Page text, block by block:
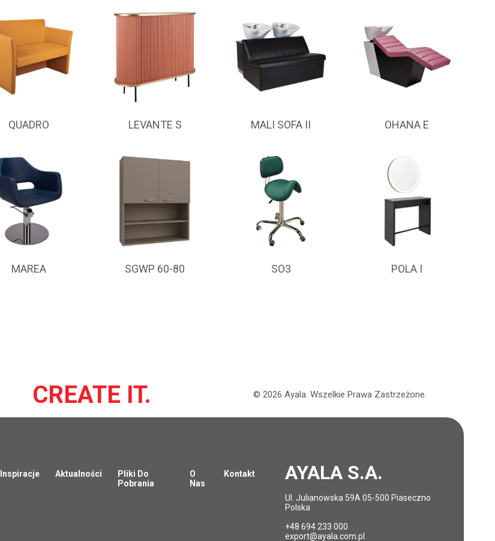
QUADRO LEVANTE S MALI SOFA II OHANA E
MAREA SGWP 60-80 SO3 POLA I
CREATE IT. © 2026 Ayala. Wszelkie Prawa Zastrzeżone.
Inspiracje Aktualności
Pliki Do
Pobrania
O
Nas
Kontakt AYALA S.A.
Ul. Julianowska 59A 05-500 Piaseczno
Polska
+48 694 233 000
export@ayala.com.pl